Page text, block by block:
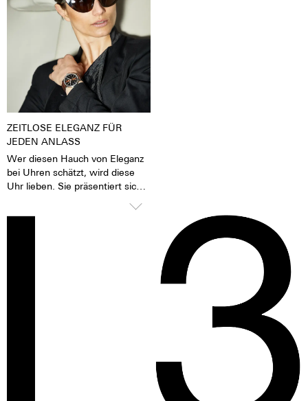
Tages- oder Kunstlicht angeregt
wurden, geben sie im Dunkeln
die aufgenommene Lichtenergie
über mehrere Stunden wieder
ab. Das verleiht der Uhr eine
extrem gute Lesbarkeit auch im
Dunklen.
ZEITLOSE ELEGANZ FÜR
JEDEN ANLASS
Wer diesen Hauch von Eleganz
bei Uhren schätzt, wird diese
Uhr lieben. Sie präsentiert sich
aber dank des bombierten